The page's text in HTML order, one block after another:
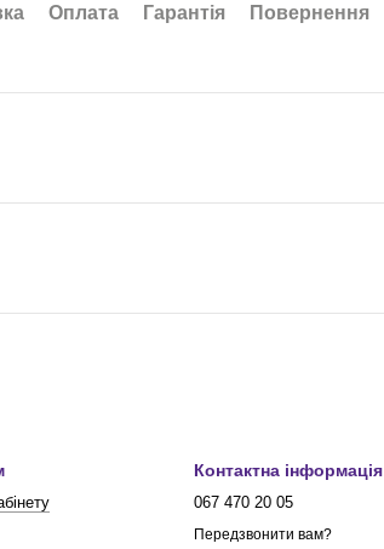
Оплата Гарантія Повернення
Контактна інформація
067 470 20 05
Передзвонити вам?